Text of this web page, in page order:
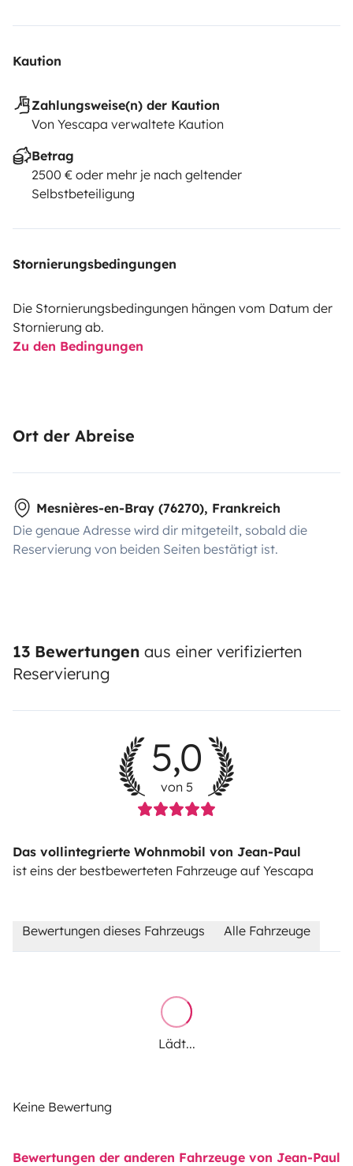
Kaution
Zahlungsweise(n) der Kaution
Von Yescapa verwaltete Kaution
Betrag
2500 € oder mehr je nach geltender
Selbstbeteiligung
Stornierungsbedingungen
Die Stornierungsbedingungen hängen vom Datum der
Stornierung ab.
Zu den Bedingungen
Ort der Abreise
Mesnières-en-Bray (76270), Frankreich
Die genaue Adresse wird dir mitgeteilt, sobald die
Reservierung von beiden Seiten bestätigt ist.
13 Bewertungen aus einer verifizierten
Reservierung
5,0
von 5
Das vollintegrierte Wohnmobil von Jean-Paul
ist eins der bestbewerteten Fahrzeuge auf Yescapa
Bewertungen dieses Fahrzeugs Alle Fahrzeuge
Lädt...
Keine Bewertung
Bewertungen der anderen Fahrzeuge von Jean-Paul